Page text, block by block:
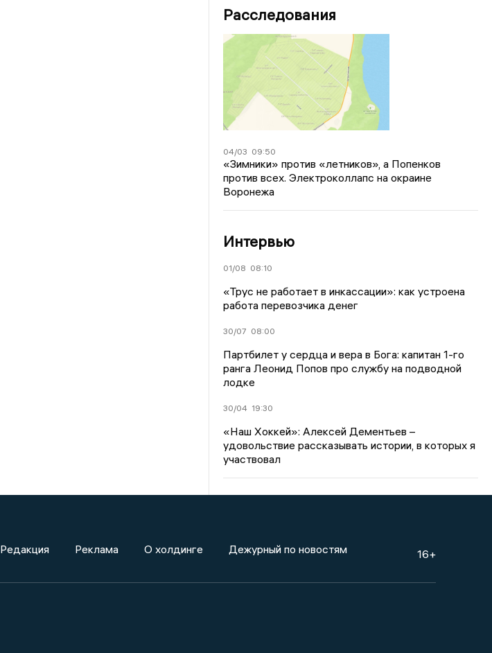
Расследования
04/03 09:50
«Зимники» против «летников», а Попенков
против всех. Электроколлапс на окраине
Воронежа
Интервью
01/08 08:10
«Трус не работает в инкассации»: как устроена
работа перевозчика денег
30/07 08:00
Партбилет у сердца и вера в Бога: капитан 1-го
ранга Леонид Попов про службу на подводной
лодке
30/04 19:30
«Наш Хоккей»: Алексей Дементьев –
удовольствие рассказывать истории, в которых я
участвовал
Редакция Реклама О холдинге Дежурный по новостям 16+